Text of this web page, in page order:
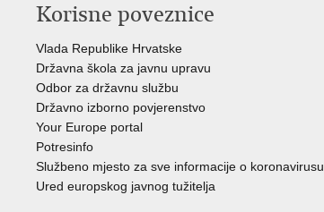
Korisne poveznice
Vlada Republike Hrvatske
Državna škola za javnu upravu
Odbor za državnu službu
Državno izborno povjerenstvo
Your Europe portal
Potresinfo
Službeno mjesto za sve informacije o koronavirusu
Ured europskog javnog tužitelja